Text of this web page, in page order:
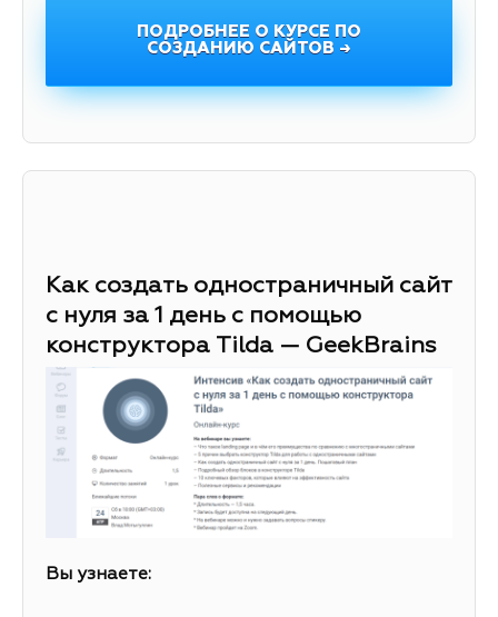
ПОДРОБНЕЕ О КУРСЕ ПО
СОЗДАНИЮ САЙТОВ →
Как создать одностраничный сайт
с нуля за 1 день с помощью
конструктора Tilda — GeekBrains
Вы узнаете: